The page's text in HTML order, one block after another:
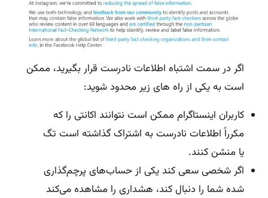
اگر در سمت اشتباه اطلاعات نادرست قرار بگیرید، ممکن
است به یکی از راه های زیر محدود شوید:
کاربران اینستاگرام ممکن است نتوانند اکانتی را که
مکرراً اطلاعات نادرست به اشتراک گذاشته است تگ
یا منشن کنند.
اگر شخصی سعی کند یکی از حساب‌های پرچم‌گذاری
شده شما را دنبال کند، هشداری را مشاهده می‌کند